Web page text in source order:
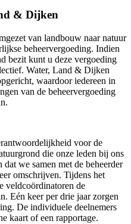
& Dijken
van landbouw naar natuur
beheervergoeding. Indien
bezit kunt u deze vergoeding
Water, Land & Dijken
waardoor iedereen in
van de beheervergoeding
voor de
die onze leden bij ons
we samen met de beheerder
omschrijven. Tijdens het
veldcoördinatoren de
Eén keer per drie jaar zorgen
De individuele deelnemers
kaart of een rapportage.